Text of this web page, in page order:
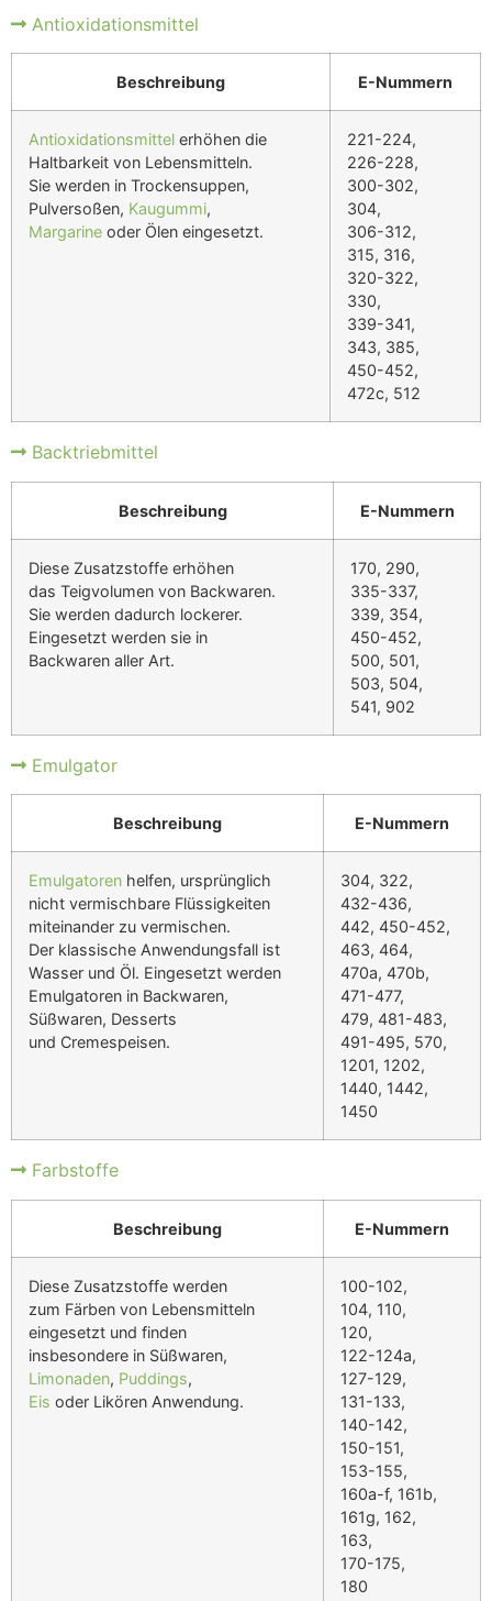
Antioxidationsmittel
Beschreibung E-Nummern
Antioxidationsmittel erhöhen die
Haltbarkeit von Lebensmitteln.
Sie werden in Trockensuppen,
Pulversoßen, Kaugummi,
Margarine oder Ölen eingesetzt.
221-224,
226-228,
300-302,
304,
306-312,
315, 316,
320-322,
330,
339-341,
343, 385,
450-452,
472c, 512
Backtriebmittel
Beschreibung E-Nummern
Diese Zusatzstoffe erhöhen
das Teigvolumen von Backwaren.
Sie werden dadurch lockerer.
Eingesetzt werden sie in
Backwaren aller Art.
170, 290,
335-337,
339, 354,
450-452,
500, 501,
503, 504,
541, 902
Emulgator
Beschreibung E-Nummern
Emulgatoren helfen, ursprünglich
nicht vermischbare Flüssigkeiten
miteinander zu vermischen.
Der klassische Anwendungsfall ist
Wasser und Öl. Eingesetzt werden
Emulgatoren in Backwaren,
Süßwaren, Desserts
und Cremespeisen.
304, 322,
432-436,
442, 450-452,
463, 464,
470a, 470b,
471-477,
479, 481-483,
491-495, 570,
1201, 1202,
1440, 1442,
1450
Farbstoffe
Beschreibung E-Nummern
Diese Zusatzstoffe werden
zum Färben von Lebensmitteln
eingesetzt und finden
insbesondere in Süßwaren,
Limonaden, Puddings,
Eis oder Likören Anwendung.
100-102,
104, 110,
120,
122-124a,
127-129,
131-133,
140-142,
150-151,
153-155,
160a-f, 161b,
161g, 162,
163,
170-175,
180